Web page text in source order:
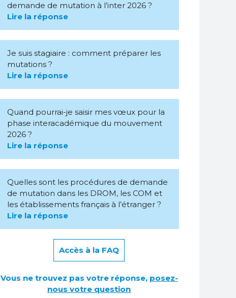
demande de mutation à l’inter 2026 ?
Lire la réponse
Je suis stagiaire : comment préparer les
mutations ?
Lire la réponse
Quand pourrai-je saisir mes vœux pour la
phase interacadémique du mouvement
2026 ?
Lire la réponse
Quelles sont les procédures de demande
de mutation dans les DROM, les COM et
les établissements français à l’étranger ?
Lire la réponse
Accès à la FAQ
Vous ne trouvez pas votre réponse, posez-
nous votre question